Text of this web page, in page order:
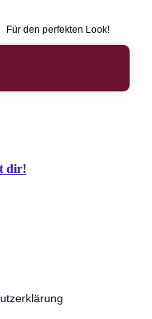
Für den perfekten Look!
dir!